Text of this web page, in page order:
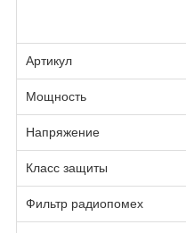
Артикул
Мощность
Напряжение
Класс защиты
Фильтр радиопомех